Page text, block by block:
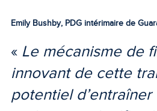
Emily Bushby, PDG intérimaire de
« Le mécanisme de
innovant de cette
potentiel d’entraîner